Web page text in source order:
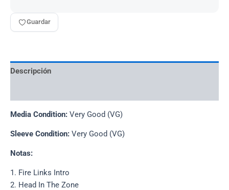
Guardar
Descripción
Media Condition: Very Good (VG)
Sleeve Condition: Very Good (VG)
Notas:
1. Fire Links Intro
2. Head In The Zone